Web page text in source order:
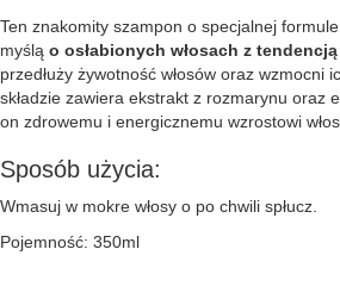
Ten znakomity szampon o specjalnej
myślą o osłabionych włosach z
przedłuży żywotność włosów oraz wzmocni
składzie zawiera ekstrakt z rozmarynu oraz
on zdrowemu i energicznemu wzrostowi
Sposób użycia:
Wmasuj w mokre włosy o po chwili spłucz.
Pojemność: 350ml